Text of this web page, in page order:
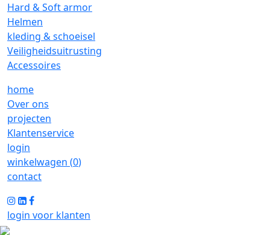
Hard & Soft armor
Helmen
kleding & schoeisel
Veiligheidsuitrusting
Accessoires
home
Over ons
projecten
Klantenservice
login
winkelwagen (0)
contact
login voor klanten